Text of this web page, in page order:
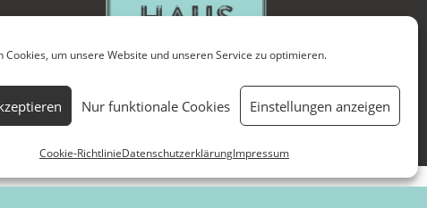
Cookies, um unsere Website und unseren Service zu optimieren.
Nur funktionale Cookies Einstellungen anzeigen
Cookie-RichtlinieDatenschutzerklärungImpressum